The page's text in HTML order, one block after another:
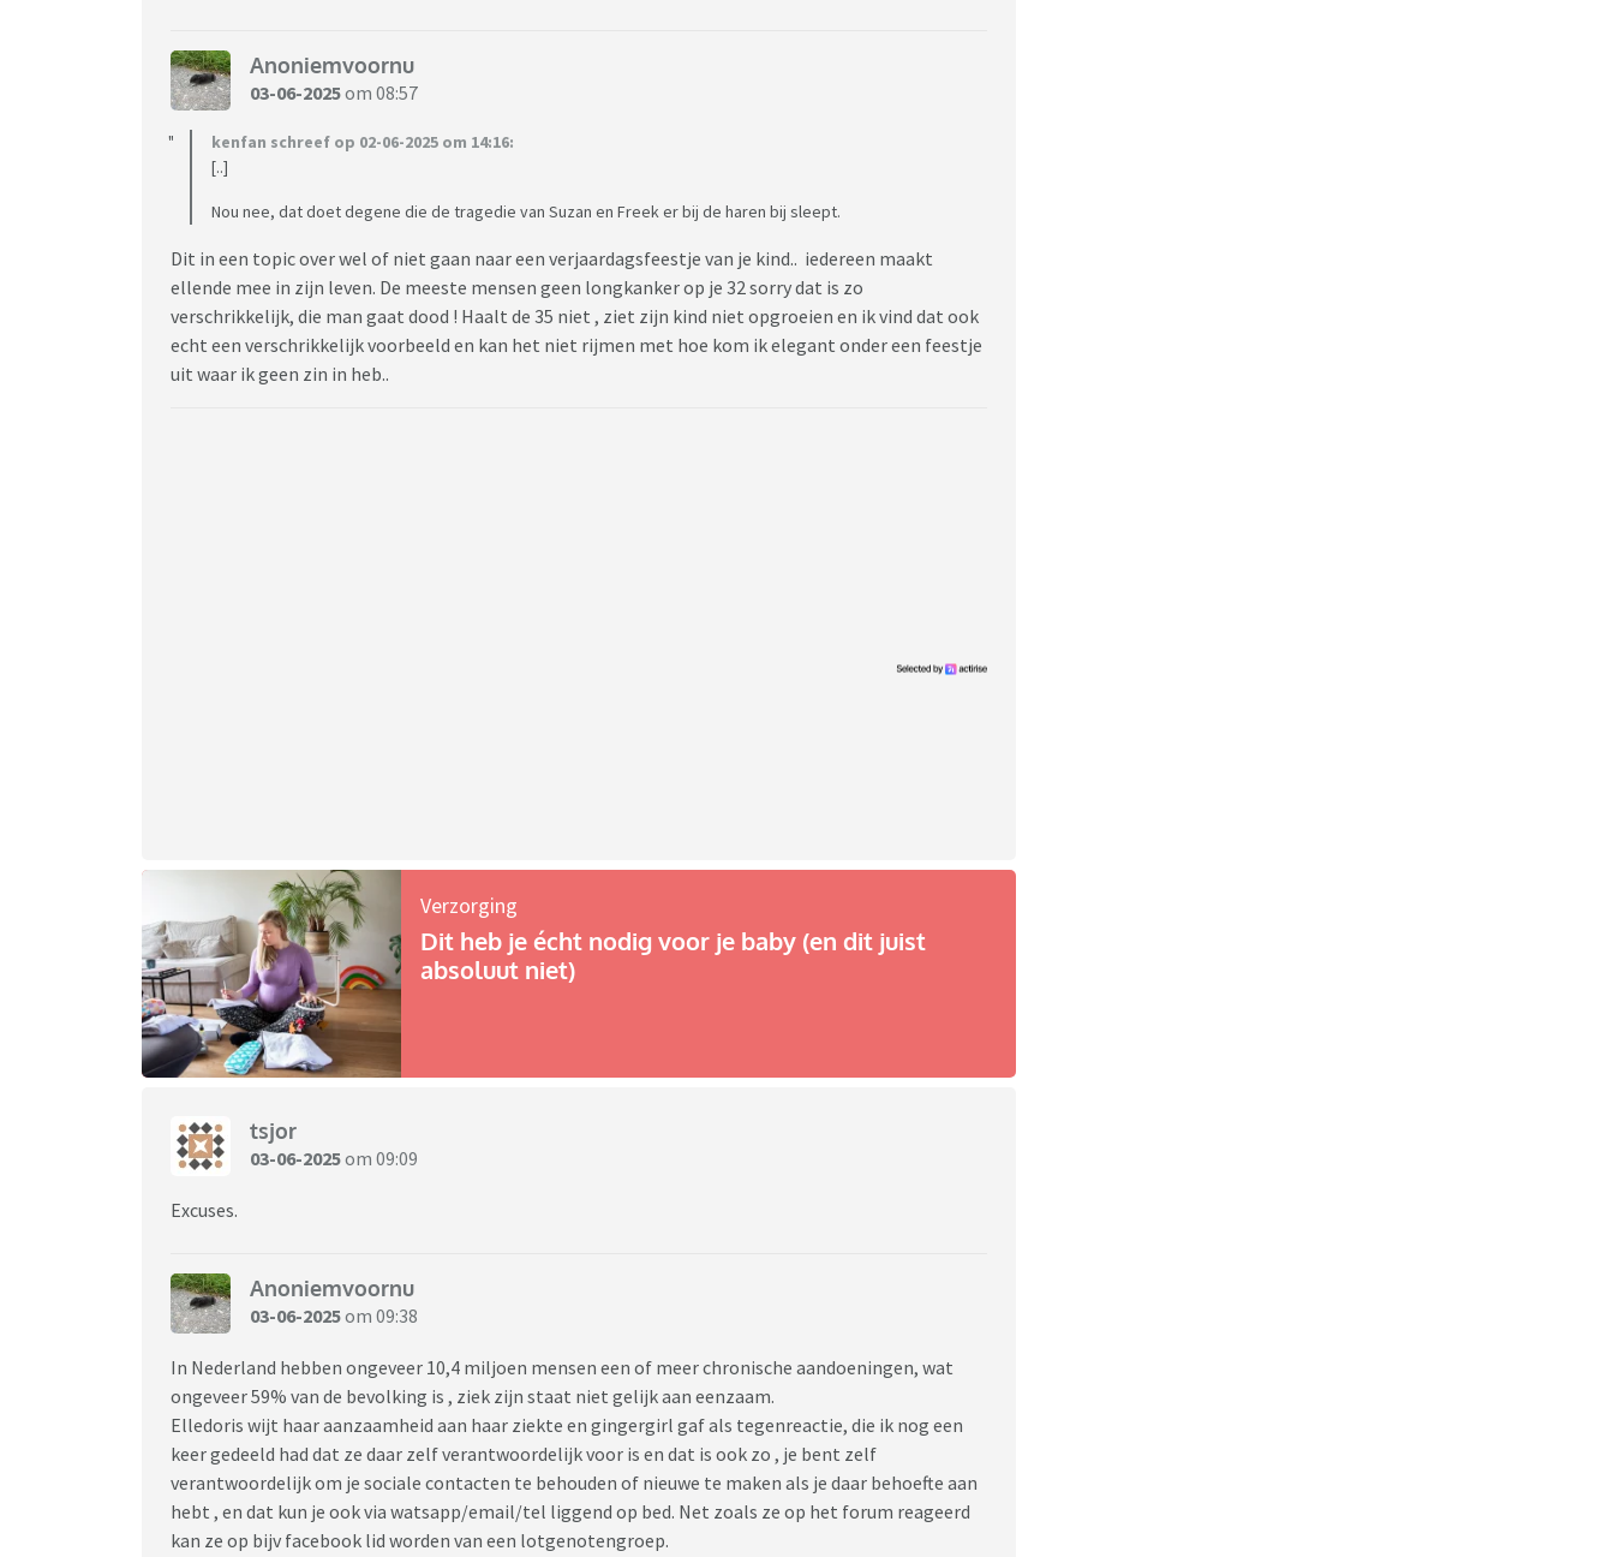
Anoniemvoornu
03-06-2025om 08:57
kenfan schreef op 02-06-2025 om 14:16:
[..]
Nou nee, dat doet degene die de tragedie van Suzan en Freek er bij de haren bij sleept.
Dit in een topic over wel of niet gaan naar een verjaardagsfeestje van je kind.. iedereen maakt
ellende mee in zijn leven. De meeste mensen geen longkanker op je 32 sorry dat is zo
verschrikkelijk, die man gaat dood ! Haalt de 35 niet , ziet zijn kind niet opgroeien en ik vind dat ook
echt een verschrikkelijk voorbeeld en kan het niet rijmen met hoe kom ik elegant onder een feestje
uit waar ik geen zin in heb..
Verzorging
Dit heb je écht nodig voor je baby (en dit juist
absoluut niet)
tsjor
03-06-2025om 09:09
Excuses.
Anoniemvoornu
03-06-2025om 09:38
In Nederland hebben ongeveer 10,4 miljoen mensen een of meer chronische aandoeningen, wat
ongeveer 59% van de bevolking is , ziek zijn staat niet gelijk aan eenzaam.
Elledoris wijt haar aanzaamheid aan haar ziekte en gingergirl gaf als tegenreactie, die ik nog een
keer gedeeld had dat ze daar zelf verantwoordelijk voor is en dat is ook zo , je bent zelf
verantwoordelijk om je sociale contacten te behouden of nieuwe te maken als je daar behoefte aan
hebt , en dat kun je ook via watsapp/email/tel liggend op bed. Net zoals ze op het forum reageerd
kan ze op bijv facebook lid worden van een lotgenotengroep.